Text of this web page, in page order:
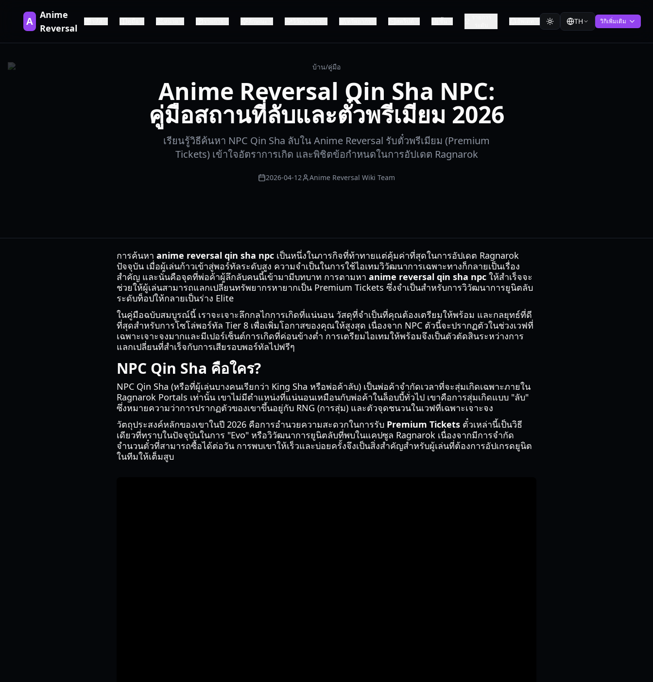
A Anime
Reversal
TH วิกิเพิ่มเติม
บ้าน/คู่มือ
Anime Reversal Qin Sha NPC:
คู่มือสถานที่ลับและตั๋วพรีเมียม 2026
เรียนรู้วิธีค้นหา NPC Qin Sha ลับใน Anime Reversal รับตั๋วพรีเมียม (Premium
Tickets) เข้าใจอัตราการเกิด และพิชิตข้อกำหนดในการอัปเดต Ragnarok
2026-04-12 Anime Reversal Wiki Team
การค้นหา anime reversal qin sha npc เป็นหนึ่งในภารกิจที่ท้าทายแต่คุ้มค่าที่สุดในการอัปเดต Ragnarok
ปัจจุบัน เมื่อผู้เล่นก้าวเข้าสู่พอร์ทัลระดับสูง ความจำเป็นในการใช้ไอเทมวิวัฒนาการเฉพาะทางก็กลายเป็นเรื่อง
สำคัญ และนั่นคือจุดที่พ่อค้าผู้ลึกลับคนนี้เข้ามามีบทบาท การตามหา anime reversal qin sha npc ให้สำเร็จจะ
ช่วยให้ผู้เล่นสามารถแลกเปลี่ยนทรัพยากรหายากเป็น Premium Tickets ซึ่งจำเป็นสำหรับการวิวัฒนาการยูนิตลับ
ระดับท็อปให้กลายเป็นร่าง Elite
ในคู่มือฉบับสมบูรณ์นี้ เราจะเจาะลึกกลไกการเกิดที่แน่นอน วัสดุที่จำเป็นที่คุณต้องเตรียมให้พร้อม และกลยุทธ์ที่ดี
ที่สุดสำหรับการโซโล่พอร์ทัล Tier 8 เพื่อเพิ่มโอกาสของคุณให้สูงสุด เนื่องจาก NPC ตัวนี้จะปรากฏตัวในช่วงเวฟที่
เฉพาะเจาะจงมากและมีเปอร์เซ็นต์การเกิดที่ค่อนข้างต่ำ การเตรียมไอเทมให้พร้อมจึงเป็นตัวตัดสินระหว่างการ
แลกเปลี่ยนที่สำเร็จกับการเสียรอบพอร์ทัลไปฟรีๆ
NPC Qin Sha คือใคร?
NPC Qin Sha (หรือที่ผู้เล่นบางคนเรียกว่า King Sha หรือพ่อค้าลับ) เป็นพ่อค้าจำกัดเวลาที่จะสุ่มเกิดเฉพาะภายใน
Ragnarok Portals เท่านั้น เขาไม่มีตำแหน่งที่แน่นอนเหมือนกับพ่อค้าในล็อบบี้ทั่วไป เขาคือการสุ่มเกิดแบบ "ลับ"
ซึ่งหมายความว่าการปรากฏตัวของเขาขึ้นอยู่กับ RNG (การสุ่ม) และตัวจุดชนวนในเวฟที่เฉพาะเจาะจง
วัตถุประสงค์หลักของเขาในปี 2026 คือการอำนวยความสะดวกในการรับ Premium Tickets ตั๋วเหล่านี้เป็นวิธี
เดียวที่ทราบในปัจจุบันในการ "Evo" หรือวิวัฒนาการยูนิตลับที่พบในแคปซูล Ragnarok เนื่องจากมีการจำกัด
จำนวนตั๋วที่สามารถซื้อได้ต่อวัน การพบเขาให้เร็วและบ่อยครั้งจึงเป็นสิ่งสำคัญสำหรับผู้เล่นที่ต้องการอัปเกรดยูนิต
ในทีมให้เต็มสูบ